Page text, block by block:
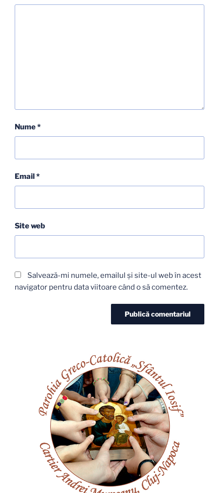
Nume*
Email*
Site web
Salvează-mi numele, emailul și site-ul web în acest
navigator pentru data viitoare când o să comentez.